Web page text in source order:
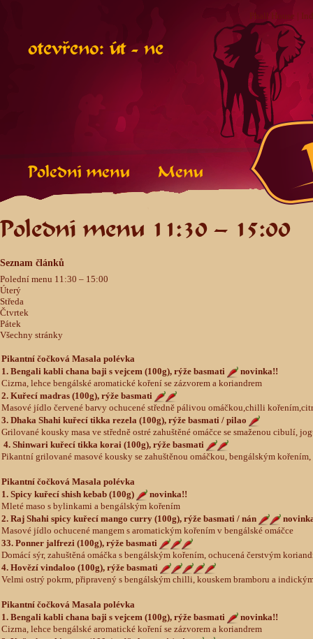
otevřeno: út - ne
Phall House |
Polední menu Menu
Polední menu 11:30 – 15:00
Seznam článků
Polední menu 11:30 – 15:00
Úterý
Středa
Čtvrtek
Pátek
Všechny stránky
Pikantní čočková Masala polévka
1. Bengali kabli chana baji s vejcem (100g), rýže basmati
novinka!!
Cizrna, lehce bengálské aromatické koření se zázvorem a koriandrem
2. Kuřecí madras (100g), rýže basmati
Masové jídlo červené barvy ochucené středně pálivou omáčkou,chilli
3. Dhaka Shahi kuřecí tikka rezela (100g), rýže basmati / pilao
Grilované kousky masa ve středně ostré zahuštěné omáčce se smaženou cibulí,
4. Shinwari kuřecí tikka korai (100g), rýže basmati
Pikantní grilované masové kousky se zahuštěnou omáčkou, bengálským
Pikantní čočková Masala polévka
1. Spicy kuřecí shish kebab (100g)
novinka!!
Mleté maso s bylinkami a bengálským kořením
2. Raj Shahi spicy kuřecí mango curry (100g), rýže basmati / nán
Masové jídlo ochucené mangem s aromatickým kořením v bengálské omáčce
33. Ponner jalfrezi (100g), rýže basmati
Domácí sýr, zahuštěná omáčka s bengálským kořením, ochucená čerstvým
4. Hovězí vindaloo (100g), rýže basmati
Velmi ostrý pokrm, připravený s bengálským chilli, kouskem bramboru a
Pikantní čočková Masala polévka
1. Bengali kabli chana baji s vejcem (100g), rýže basmati
novinka!!
Cizrna, lehce bengálské aromatické koření se zázvorem a koriandrem